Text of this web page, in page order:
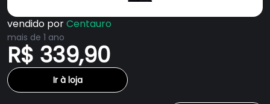
vendido porCentauro
mais de 1 ano
R$ 339,90
Ir à loja